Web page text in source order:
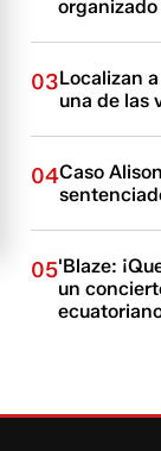
organizado
03Localizan
una de las
04Caso
05'Blaze:
un